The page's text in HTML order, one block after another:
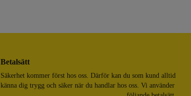
Betalsätt
Säkerhet kommer först hos oss. Därför kan du som kund alltid
känna dig trygg och säker när du handlar hos oss. Vi använder